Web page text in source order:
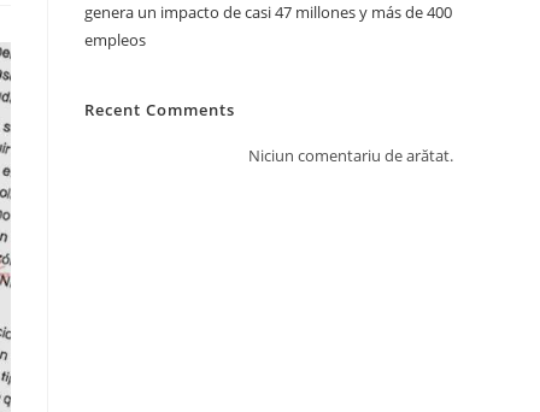
genera un impacto de casi 47 millones y más de 400
empleos
Recent Comments
Niciun comentariu de arătat.